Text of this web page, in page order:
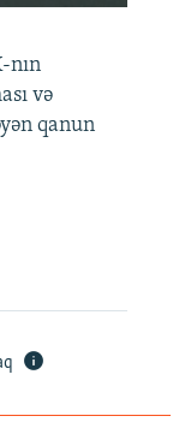
480p
360p
480p
nın
və
qanun